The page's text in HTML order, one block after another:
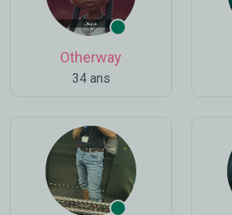
Otherway
34 ans